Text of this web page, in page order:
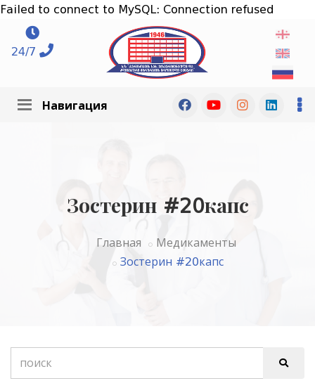
Failed to connect to MySQL: Connection refused
24/7
Навигация
Зостерин #20капс
Главная
Медикаменты
Зостерин #20капс